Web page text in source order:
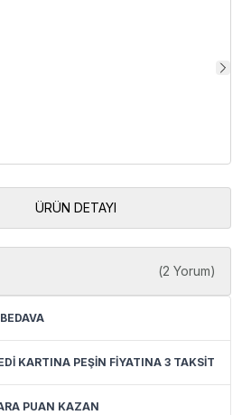
ÜRÜN DETAYI
(2 Yorum)
KARTINA PEŞİN FİYATINA 3 TAKSİT
PUAN KAZAN